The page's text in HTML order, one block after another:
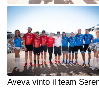
Aveva vinto il team